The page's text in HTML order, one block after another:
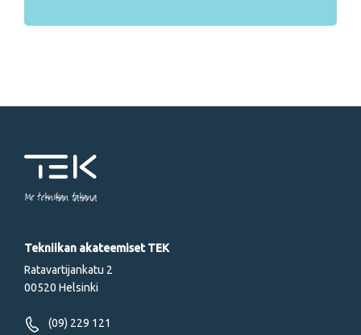
Me tekniikan takana
Tekniikan akateemiset TEK
Ratavartijankatu 2
00520 Helsinki
(09) 229 121